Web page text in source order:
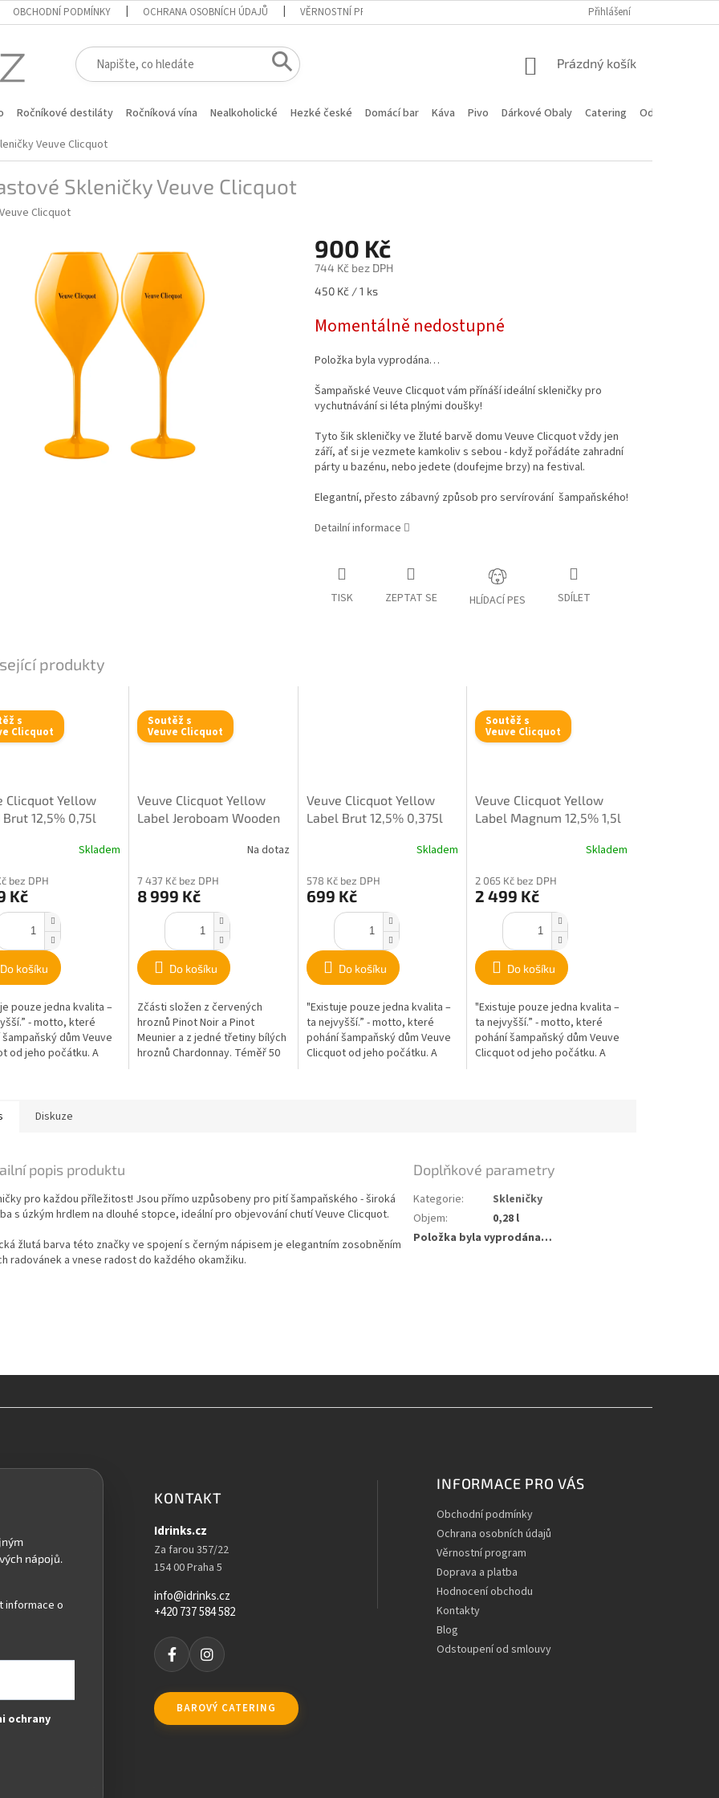
OBCHODNÍ PODMÍNKY OCHRANA OSOBNÍCH ÚDAJŮ VĚRNOSTNÍ PROGRAM HODNOCENÍ OBCHODU
Přihlášení
NÁKUPNÍ
Prázdný košík
Ročníkové destiláty Ročníková vína Nealkoholické Hezké české Domácí bar Káva Pivo Dárkové Obaly Catering
Odstoupení od
Veuve Clicquot
Skleničky Veuve Clicquot
Veuve Clicquot
900 Kč
744 Kč bez DPH
Měrná
450 Kč / 1 ks
Momentálně nedostupné
Položka byla vyprodána…
Šampaňské Veuve Clicquot vám přínáší ideální skleničky pro
vychutnávání si léta plnými doušky!
Tyto šik skleničky ve žluté barvě domu Veuve Clicquot vždy jen
září, ať si je vezmete kamkoliv s sebou - když pořádáte zahradní
párty u bazénu, nebo jedete (doufejme brzy) na festival.
Elegantní, přesto zábavný způsob pro servírování šampaňského!
Detailní informace
TISK ZEPTAT SE HLÍDACÍ PES SDÍLET
produkty
s
Clicquot
Clicquot Yellow
12,5% 0,75l
Skladem
bez DPH
Kč
Do košíku
pouze jedna kvalita –
- motto, které
dům Veuve
od jeho počátku. A
Soutěž s
Veuve Clicquot
Veuve Clicquot Yellow
Label Jeroboam Wooden
Na dotaz
7 437 Kč bez DPH
8 999 Kč
Do košíku
Zčásti složen z červených
hroznů Pinot Noir a Pinot
Meunier a z jedné třetiny bílých
hroznů Chardonnay. Téměř 50
Veuve Clicquot Yellow
Label Brut 12,5% 0,375l
Skladem
578 Kč bez DPH
699 Kč
Do košíku
"Existuje pouze jedna kvalita –
ta nejvyšší.” - motto, které
pohání šampaňský dům Veuve
Clicquot od jeho počátku. A
Soutěž s
Veuve Clicquot
Veuve Clicquot Yellow
Label Magnum 12,5% 1,5l
Skladem
2 065 Kč bez DPH
2 499 Kč
Do košíku
"Existuje pouze jedna kvalita –
ta nejvyšší.” - motto, které
pohání šampaňský dům Veuve
Clicquot od jeho počátku. A
Diskuze
popis produktu
pro každou příležitost! Jsou přímo uzpůsobeny pro pití šampaňského - široká
s úzkým hrdlem na dlouhé stopce, ideální pro objevování chutí Veuve Clicquot.
žlutá barva této značky ve spojení s černým nápisem je elegantním zosobněním
radovánek a vnese radost do každého okamžiku.
Doplňkové parametry
Kategorie:
Skleničky
Objem:
0,28 l
Položka byla vyprodána…
informace o
ochrany
KONTAKT
Idrinks.cz
Za farou 357/22
154 00 Praha 5
info@idrinks.cz
+420 737 584 582
BAROVÝ CATERING
INFORMACE PRO VÁS
Obchodní podmínky
Ochrana osobních údajů
Věrnostní program
Doprava a platba
Hodnocení obchodu
Kontakty
Blog
Odstoupení od smlouvy